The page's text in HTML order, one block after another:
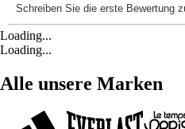
Loading...
Loading...
Alle unsere Marken